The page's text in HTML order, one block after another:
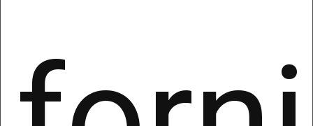
Riceverai i migliori strumenti per creare, gestire e
far crescere il tuo business online - da un
sistema completo di pagamenti/fatturazione e